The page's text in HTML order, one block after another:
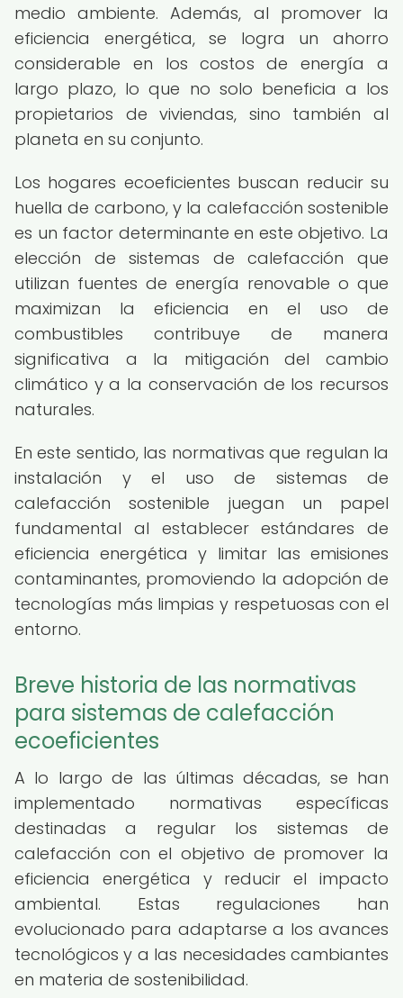
medio ambiente. Además, al promover la
eficiencia energética, se logra un ahorro
considerable en los costos de energía a
largo plazo, lo que no solo beneficia a los
propietarios de viviendas, sino también al
planeta en su conjunto.
Los hogares ecoeficientes buscan reducir su
huella de carbono, y la calefacción sostenible
es un factor determinante en este objetivo. La
elección de sistemas de calefacción que
utilizan fuentes de energía renovable o que
maximizan la eficiencia en el uso de
combustibles contribuye de manera
significativa a la mitigación del cambio
climático y a la conservación de los recursos
naturales.
En este sentido, las normativas que regulan la
instalación y el uso de sistemas de
calefacción sostenible juegan un papel
fundamental al establecer estándares de
eficiencia energética y limitar las emisiones
contaminantes, promoviendo la adopción de
tecnologías más limpias y respetuosas con el
entorno.
Breve historia de las normativas
para sistemas de calefacción
ecoeficientes
A lo largo de las últimas décadas, se han
implementado normativas específicas
destinadas a regular los sistemas de
calefacción con el objetivo de promover la
eficiencia energética y reducir el impacto
ambiental. Estas regulaciones han
evolucionado para adaptarse a los avances
tecnológicos y a las necesidades cambiantes
en materia de sostenibilidad.